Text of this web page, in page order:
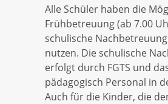
Leitbild & Schulprogramm
Klassen
Anmeldung
Unsere Kontaktdaten
Alle Schüler haben die
Frühbetreuung (ab 7.00
schulische Nachbetreuung
nutzen. Die schulische
erfolgt durch FGTS und
pädagogisch Personal in
Auch für die Kinder, die